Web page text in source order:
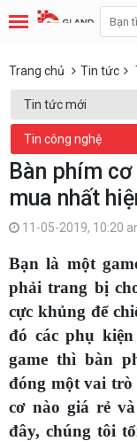
Trang chủ Tin tức
Tin tức mới
Tin công nghệ
Bàn phím
mua nhất
11-05-2019, 10:20
Bạn là một
phải trang bị
cực khủng để
đó các phụ
game thì bàn
đóng một vai
cơ nào giá rẻ
đây, chúng tôi